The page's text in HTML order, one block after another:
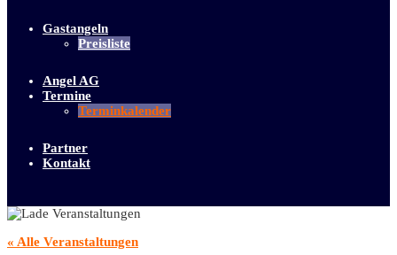
Gastangeln
Preisliste
Angel AG
Termine
Terminkalender
Partner
Kontakt
« Alle Veranstaltungen